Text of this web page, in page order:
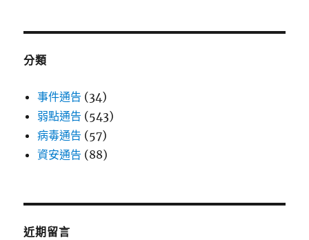
分類
事件通告 (34)
弱點通告 (543)
病毒通告 (57)
資安通告 (88)
近期留言